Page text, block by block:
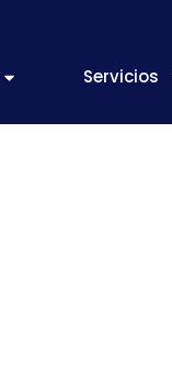
Servicios